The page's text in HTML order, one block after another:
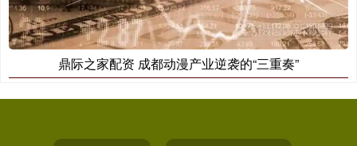
鼎际之家配资 成都动漫产业逆袭的“三重奏”